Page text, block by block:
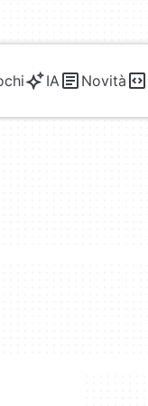
IA Novità